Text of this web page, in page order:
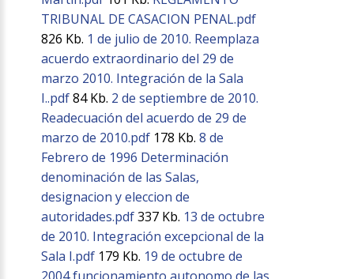
TRIBUNAL DE CASACION PENAL.pdf
826 Kb. 1 de julio de 2010. Reemplaza
acuerdo extraordinario del 29 de
marzo 2010. Integración de la Sala
I..pdf84 Kb. 2 de septiembre de 2010.
Readecuación del acuerdo de 29 de
marzo de 2010.pdf 178 Kb.8 de
Febrero de 1996 Determinación
denominación de las Salas,
designacion y eleccion de
autoridades.pdf337 Kb. 13 de octubre
de 2010. Integración excepcional de la
Sala I.pdf 179 Kb. 19 de octubre de